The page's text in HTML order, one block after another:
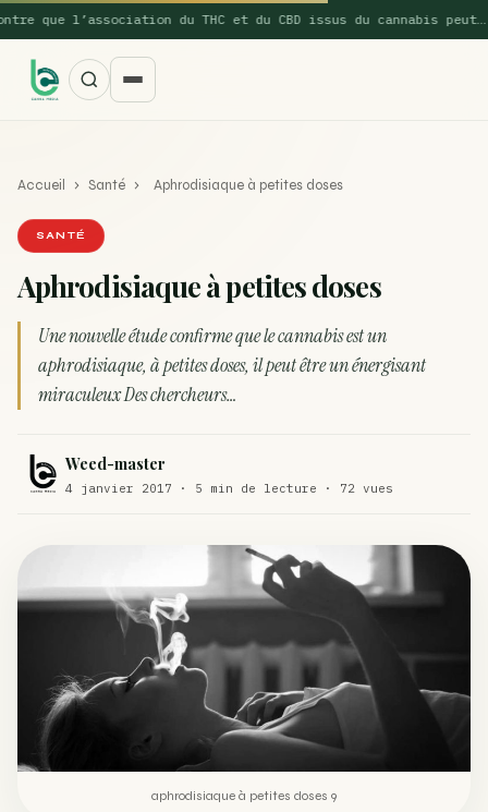
l’association du THC et du CBD issus du cannabis peut…
Une nouvelle étude montre que la vaporisation du
ACTU
Recette : Préparation du beurre de Marrakech
Étude : L’extrait de cannabis, un traitement efficace
contre les maux de dos…
Un fabricant polonais de textiles à base de chanvre
suscite une forte…
Accueil › Santé › Aphrodisiaque à petites doses
SANTÉ
Aphrodisiaque à petites doses
Une nouvelle étude confirme que le cannabis est un
aphrodisiaque, à petites doses, il peut être un énergisant
miraculeux Des chercheurs…
Weed-master
4 janvier 2017 · 5 min de lecture · 72 vues
aphrodisiaque à petites doses 9